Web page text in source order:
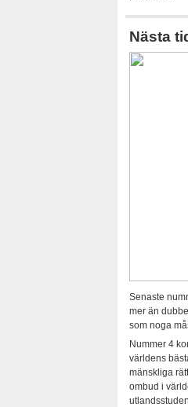
Nästa
Senaste
mer än
som noga
Nummer 4
världens
mänskliga
ombud i